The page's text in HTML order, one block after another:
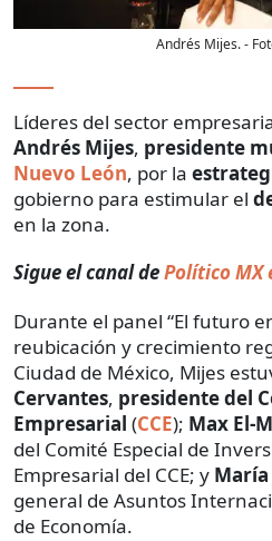
Andrés Mijes.-
Líderes del sector
Andrés Mijes, presidente
Nuevo León, por la
gobierno para estimular el
en la zona.
Sigue el canal dePolítico MX
Durante el panel “El futuro
reubicación y crecimiento
Ciudad de México, Mijes
Cervantes, presidente del
Empresarial (CCE); Max El-
del Comité Especial de
Empresarial del CCE; y María
general de Asuntos
de Economía.